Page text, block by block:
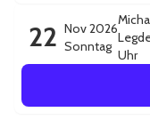
22 Nov 2026
Sonntag
Uhr